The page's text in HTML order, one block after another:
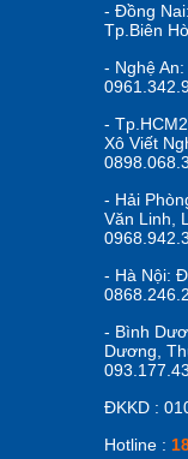
- Đồng
Tp.Biên
- Nghệ
-
Xô Viết
- Hải
Văn Linh,
- Hà Nội:
- Bình
Dương,
ĐKKD :
Hotline :